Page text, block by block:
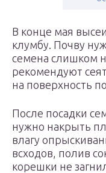
В конце мая
клумбу. Почву
семена слишком
рекомендуют
на поверхность
После посадки
нужно накрыть
влагу
всходов, полив
корешки не